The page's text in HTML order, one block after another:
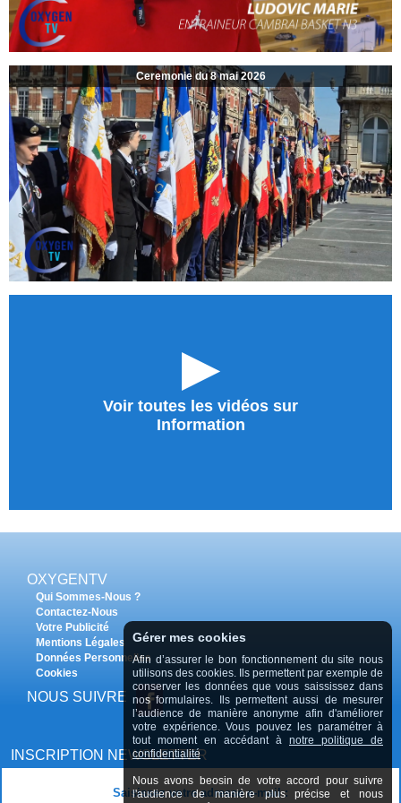
Ceremonie du 8 mai 2026
►
Voir toutes les vidéos sur
Information
OXYGENTV
Qui Sommes-Nous ?
Contactez-Nous
Votre Publicité
Mentions Légales
Données Personnelles
Cookies
NOUS SUIVRE
INSCRIPTION NEWSLETTER
Saisissez votre adresse e-mail :
Gérer mes cookies
Afin d’assurer le bon fonctionnement du site nous
utilisons des cookies. Ils permettent par exemple de
conserver les données que vous saississez dans
nos formulaires. Ils permettent aussi de mesurer
l’audience de manière anonyme afin d'améliorer
votre expérience. Vous pouvez les paramétrer à
tout moment en accédant à notre politique de
confidentialité
Nous avons beosin de votre accord pour suivre
l'audience de manière plus précise et nous